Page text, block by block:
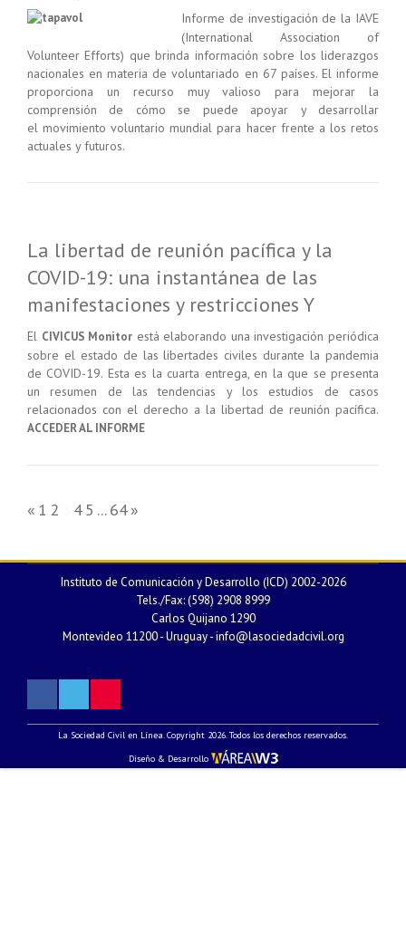
Informe de investigación de la IAVE
(International Association of
Volunteer Efforts) que brinda información sobre los liderazgos
nacionales en materia de voluntariado en 67 países. El informe
proporciona un recurso muy valioso para mejorar la
comprensión de cómo se puede apoyar y desarrollar
el movimiento voluntario mundial para hacer frente a los retos
actuales y futuros.
La libertad de reunión pacífica y la
COVID-19: una instantánea de las
manifestaciones y restricciones Y
El CIVICUS Monitor está elaborando una investigación periódica
sobre el estado de las libertades civiles durante la pandemia
de COVID-19. Esta es la cuarta entrega, en la que se presenta
un resumen de las tendencias y los estudios de casos
relacionados con el derecho a la libertad de reunión pacífica.
ACCEDER AL INFORME
« 1 2 45 ...64»
Instituto de Comunicación y Desarrollo (ICD) 2002-2026
Tels./Fax: (598) 2908 8999
Carlos Quijano 1290
Montevideo 11200 - Uruguay -info@lasociedadcivil.org
La Sociedad Civil en Línea. Copyright 2026. Todos los derechos reservados.
Diseño & Desarrollo